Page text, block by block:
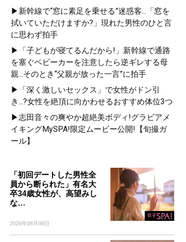
▶新幹線で“窓に素足を乗せる”迷惑客...「窓を
拭いていただけますか?」現れた男性のひと言
に思わず拍手
▶「子どもが寝てるんだから!」新幹線で通路
を塞ぐベビーカーを注意したら逆ギレする母
親...そのとき“父親が放った一言”に拍手
▶「深く激しいセックス」で女性がドン引
き...?女性を絶頂に向かわせるおすすめ体位3つ
▶志田音々の爽やか超絶美ボディ!グラビアメ
イキングMySPA!限定ムービー公開!【旬撮ガ
ール】
「初回デートした男性全
員から断られた」有名大
卒34歳女性が、高望みし
な…
2026年08月08日